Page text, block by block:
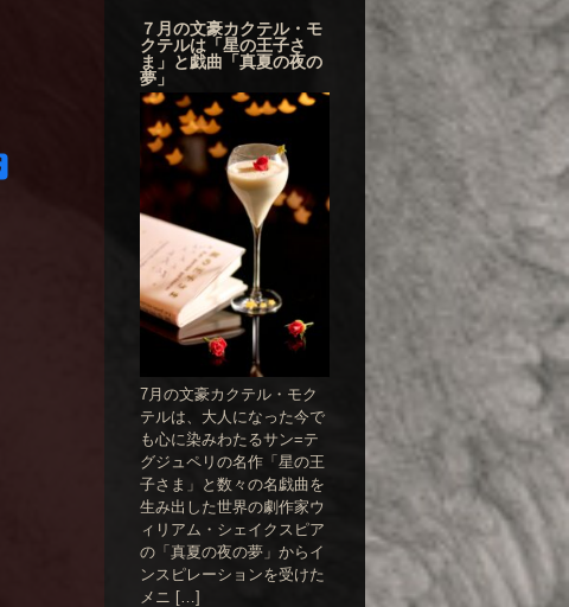
７月の文豪カクテル・モ
クテルは「星の王子さ
ま」と戯曲「真夏の夜の
夢」
7月の文豪カクテル・モク
テルは、大人になった今で
も心に染みわたるサン=テ
グジュペリの名作「星の王
子さま」と数々の名戯曲を
生み出した世界の劇作家ウ
ィリアム・シェイクスピア
の「真夏の夜の夢」からイ
ンスピレーションを受けた
メニ […]